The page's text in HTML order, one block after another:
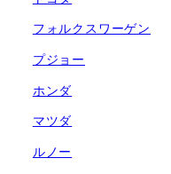
フォルクスワーゲン
プジョー
ホンダ
マツダ
ルノー